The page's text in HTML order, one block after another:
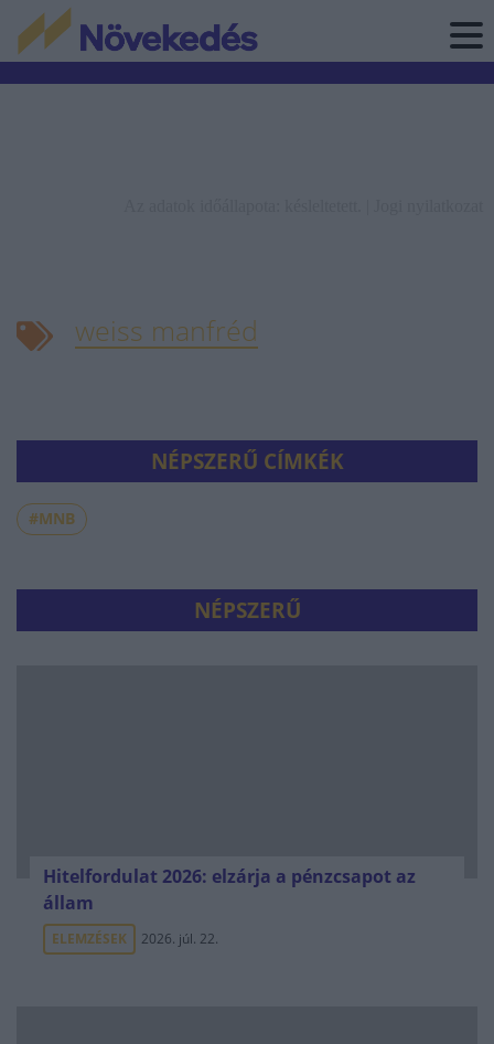
weiss manfréd
NÉPSZERŰ CÍMKÉK
#MNB
NÉPSZERŰ
Hitelfordulat 2026: elzárja a pénzcsapot az
állam
ELEMZÉSEK 2026. júl. 22.